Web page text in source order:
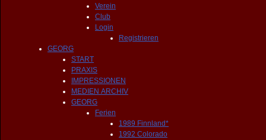
Verein
Club
Login
Registrieren
GEORG
START
PRAXIS
IMPRESSIONEN
MEDIEN ARCHIV
GEORG
Ferien
1989 Finnland*
1992 Colorado